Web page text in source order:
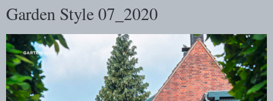
Garden Style 07_2020